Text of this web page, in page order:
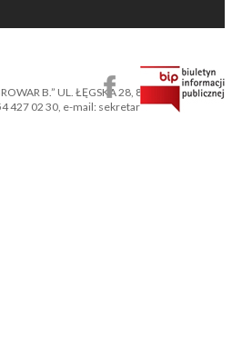
B.” UL. ŁĘGSKA 28, 87-800
427 02 30, e-mail: sekretariat@ckbb.pl